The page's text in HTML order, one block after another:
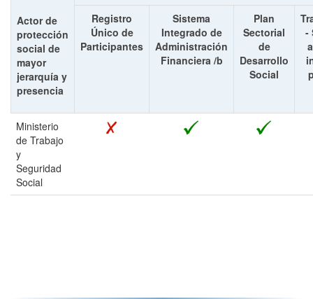
Actor de
protección
social de
mayor
jerarquía y
presencia
Registro
Único de
Participantes
Sistema
Integrado de
Administración
Financiera /b
Plan
Sectorial
de
Desarrollo
Social
-
Ministerio
de Trabajo
y
Seguridad
Social